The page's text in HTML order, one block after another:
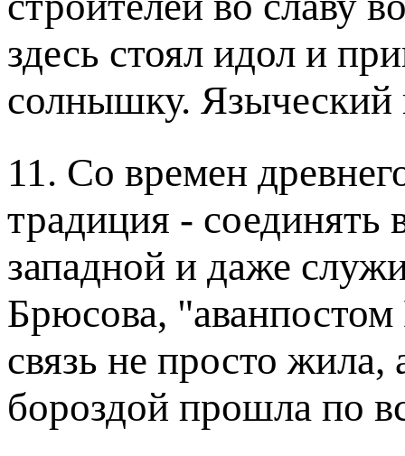
здесь стоял идол и
солнышку. Языческий
11. Со времен
традиция - соединять
западной и даже
Брюсова,
связь не просто жила,
бороздой прошла по